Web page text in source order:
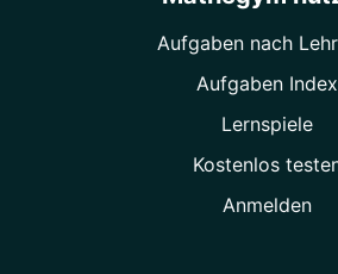
Aufgaben nach
Aufgaben Index
Lernspiele
Kostenlos
Anmelden